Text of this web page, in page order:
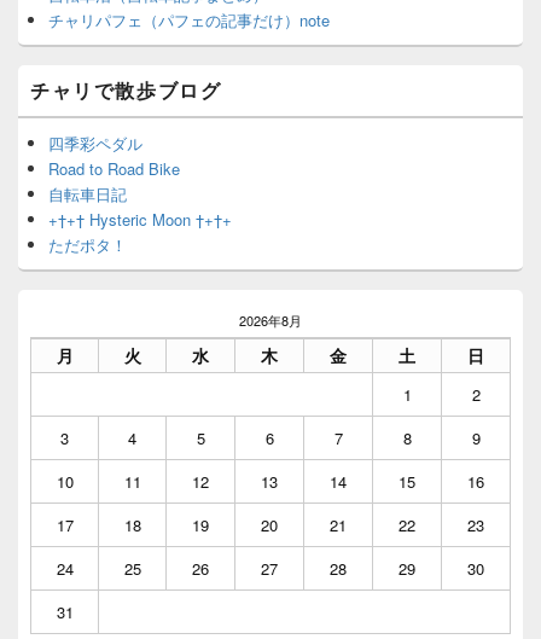
チャリパフェ（パフェの記事だけ）note
チャリで散歩ブログ
四季彩ペダル
Road to Road Bike
自転車日記
+†+† Hysteric Moon †+†+
ただポタ！
2026年8月
月 火 水 木 金 土 日
1
2
3
4 5 6 7 8
9
10
11 12 13 14 15
16
17
18 19 20 21 22
23
24
25 26 27 28 29
30
31